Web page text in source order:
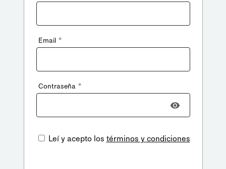
Email *
Contraseña *
Leí y acepto los términos y condiciones